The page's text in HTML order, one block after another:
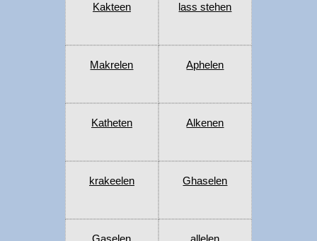
Kakteen lass stehen
Makrelen Aphelen
Katheten Alkenen
krakeelen Ghaselen